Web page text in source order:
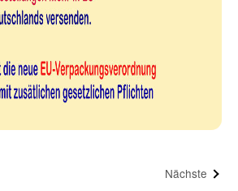
Nächste